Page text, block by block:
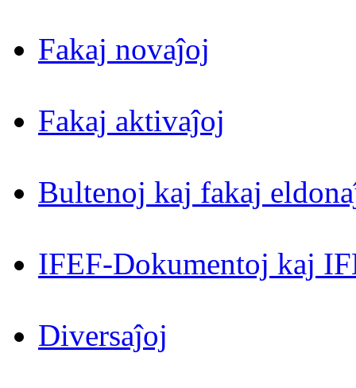
Fakaj novaĵoj
Fakaj aktivaĵoj
Bultenoj kaj fakaj
IFEF-Dokumentoj kaj
Diversaĵoj